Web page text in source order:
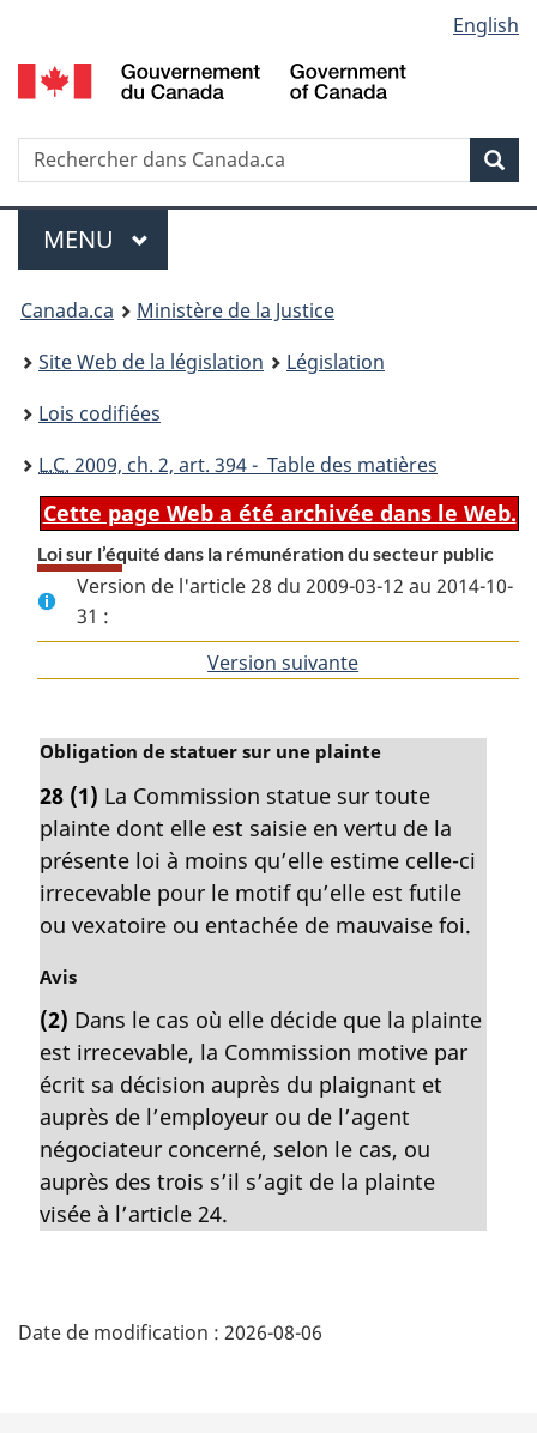
au
contenu
propos
de
la
HTML
simplifiée
selection
English
Recherche
Menu
MENU PRINCIPAL
You
are
here:
Canada.ca
Ministère de la Justice
Site Web de la législation
Législation
Lois codifiées
L.C. 2009, ch. 2, art. 394 - Table des matières
Cette page Web a été archivée dans le Web.
Loi sur l’équité dans la rémunération du secteur public
Version de l'article 28 du 2009-03-12 au 2014-10-
31 :
Version suivante
N
t
e
m
a
g
n
a
e
:
Obligation de statuer sur une plainte
28 (1) La Commission statue sur toute
plainte dont elle est saisie en vertu de la
présente loi à moins qu’elle estime celle-ci
irrecevable pour le motif qu’elle est futile
ou vexatoire ou entachée de mauvaise foi.
N
t
e
m
a
g
i
n
Avis
(2) Dans le cas où elle décide que la plainte
est irrecevable, la Commission motive par
écrit sa décision auprès du plaignant et
auprès de l’employeur ou de l’agent
négociateur concerné, selon le cas, ou
auprès des trois s’il s’agit de la plainte
visée à l’article 24.
é
Date de modification : 2026-08-06